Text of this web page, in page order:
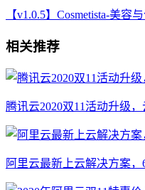
【v1.0.5】Cosmetista-美容
相关推荐
腾讯云2020双11活动升级
阿里云最新上云解决方案